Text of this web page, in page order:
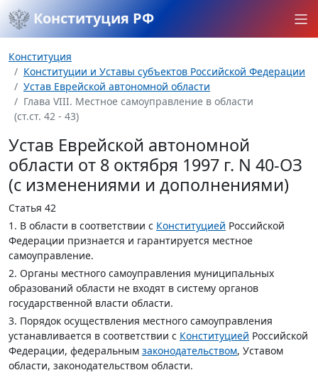
Конституция РФ
Конституция
Конституции и Уставы субъектов Российской Федерации
Устав Еврейской автономной области
Глава VIII. Местное самоуправление в области
(ст.ст. 42 - 43)
Устав Еврейской автономной
области от 8 октября 1997 г. N 40-ОЗ
(с изменениями и дополнениями)
Статья 42
1. В области в соответствии с Конституцией Российской
Федерации признается и гарантируется местное
самоуправление.
2. Органы местного самоуправления муниципальных
образований области не входят в систему органов
государственной власти области.
3. Порядок осуществления местного самоуправления
устанавливается в соответствии с Конституцией Российской
Федерации, федеральным законодательством, Уставом
области, законодательством области.